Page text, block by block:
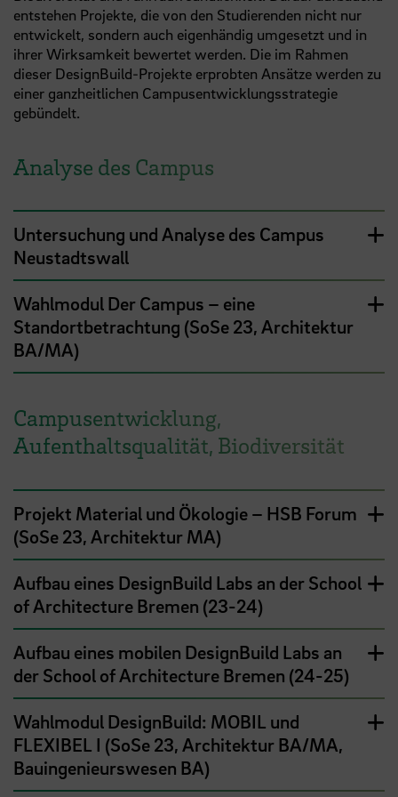
entstehen Projekte, die von den Studierenden nicht nur
entwickelt, sondern auch eigenhändig umgesetzt und in
ihrer Wirksamkeit bewertet werden. Die im Rahmen
dieser DesignBuild-Projekte erprobten Ansätze werden zu
einer ganzheitlichen Campusentwicklungsstrategie
gebündelt.
Analyse des Campus
Untersuchung und Analyse des Campus
Neustadtswall
Wahlmodul Der Campus – eine
Standortbetrachtung (SoSe 23, Architektur
BA/MA)
Campusentwicklung,
Aufenthaltsqualität, Biodiversität
Projekt Material und Ökologie – HSB Forum
(SoSe 23, Architektur MA)
Aufbau eines DesignBuild Labs an der School
of Architecture Bremen (23-24)
Aufbau eines mobilen DesignBuild Labs an
der School of Architecture Bremen (24-25)
Wahlmodul DesignBuild: MOBIL und
FLEXIBEL I (SoSe 23, Architektur BA/MA,
Bauingenieurswesen BA)